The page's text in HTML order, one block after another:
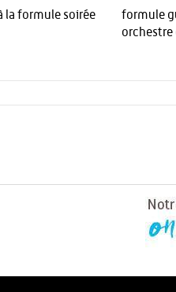
la formule soirée
formule
orchestre